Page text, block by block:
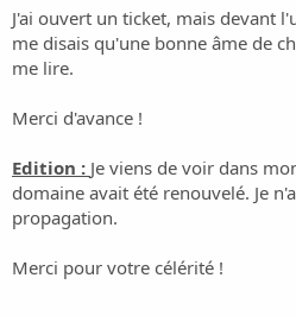
J'ai ouvert un ticket, mais devant
me disais qu'une bonne âme de
me lire.
Merci d'avance !
Edition : Je viens de voir dans
domaine avait été renouvelé. Je
propagation.
Merci pour votre célérité !